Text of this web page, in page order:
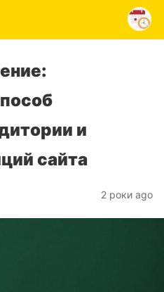
и
сайта
2 роки ago